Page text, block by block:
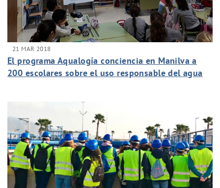
21 MAR 2018
El programa Aqualogía conciencia en Manilva a
200 escolares sobre el uso responsable del agua